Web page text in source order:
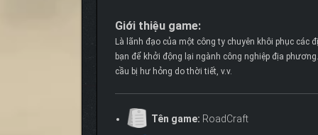
Giới thiệu game:
Là lãnh đạo của một công ty chuyên khôi phục
bạn để khởi động lại ngành công nghiệp địa
cầu bị hư hỏng do thời tiết, v.v.
Tên game: RoadCraft